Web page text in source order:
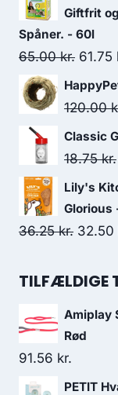
Giftfrit
Spåner. - 60l
65.00kr. Den
pris
61.75
120.00
Classic
18.75kr.
Lily's
Glorious
36.25kr. Den
pris
36.25
32.50
TILFÆLDIGE
Amiplay
Rød
91.56 kr.
PETIT